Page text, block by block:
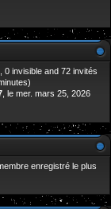
0 invisible and 72 invités
, le mer. mars 25, 2026
enregistré le plus